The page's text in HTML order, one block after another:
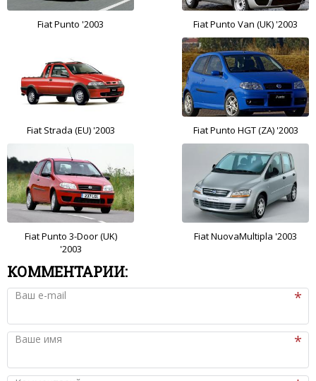
Fiat Punto '2003 Fiat Punto Van (UK) '2003
Fiat Strada (EU) '2003 Fiat Punto HGT (ZA) '2003
Fiat Punto 3-Door (UK)
'2003
Fiat NuovaMultipla '2003
КОММЕНТАРИИ:
Ваш e-mail
Ваше имя